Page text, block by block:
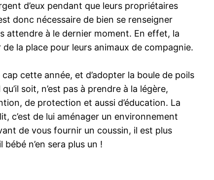
d’eux pendant que leurs propriétaires
donc nécessaire de bien se renseigner
attendre à le dernier moment. En effet, la
la place pour leurs animaux de compagnie.
cette année, et d’adopter la boule de poils
soit, n’est pas à prendre à la légère,
de protection et aussi d’éducation. La
c’est de lui aménager un environnement
de vous fournir un coussin, il est plus
n’en sera plus un !